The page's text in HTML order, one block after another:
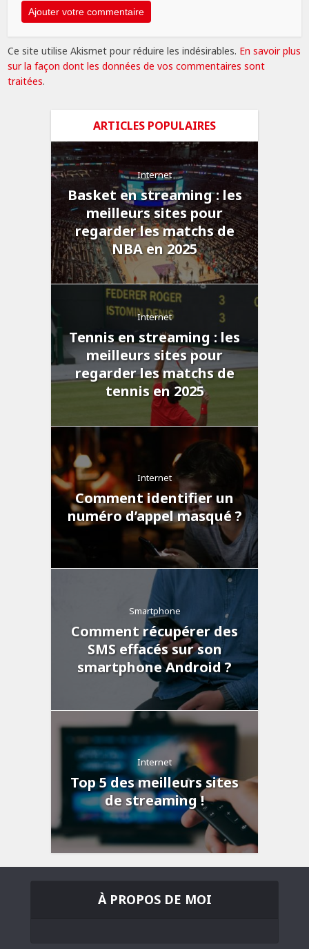
Ce site utilise Akismet pour réduire les indésirables. En savoir plus
sur la façon dont les données de vos commentaires sont
traitées.
ARTICLES POPULAIRES
Internet
Basket en streaming : les
meilleurs sites pour
regarder les matchs de
NBA en 2025
Internet
Tennis en streaming : les
meilleurs sites pour
regarder les matchs de
tennis en 2025
Internet
Comment identifier un
numéro d’appel masqué ?
Smartphone
Comment récupérer des
SMS effacés sur son
smartphone Android ?
Internet
Top 5 des meilleurs sites
de streaming !
À PROPOS DE MOI